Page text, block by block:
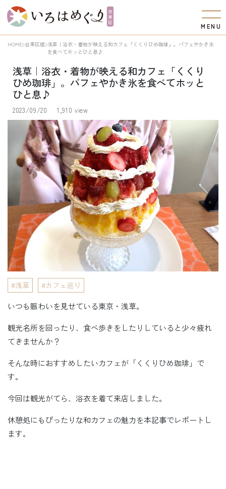
M EN U
HOME 台東区版 浅草｜浴衣・着物が映える和カフェ「くくりひめ珈琲」。パフェやかき氷
を食べてホッとひと息♪
浅草｜浴衣・着物が映える和カフェ「くくり
ひめ珈琲」。パフェやかき氷を食べてホッと
ひと息♪
2023/09/20 1,910 view
浅草 カフェ巡り
いつも賑わいを見せている東京・浅草。
観光名所を回ったり、食べ歩きをしたりしていると少々疲れ
てきませんか？
そんな時におすすめしたいカフェが「くくりひめ珈琲」で
す。
今回は観光がてら、浴衣を着て来店しました。
休憩処にもぴったりな和カフェの魅力を本記事でレポートし
ます。